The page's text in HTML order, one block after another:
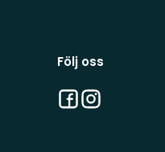
Följ oss
Facebook
Instagram